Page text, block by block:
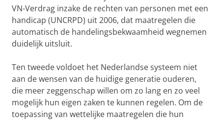
VN-Verdrag inzake de rechten van personen met een
handicap (UNCRPD) uit 2006, dat maatregelen die
automatisch de handelingsbekwaamheid wegnemen
duidelijk uitsluit.
Ten tweede voldoet het Nederlandse systeem niet
aan de wensen van de huidige generatie ouderen,
die meer zeggenschap willen om zo lang en zo veel
mogelijk hun eigen zaken te kunnen regelen. Om de
toepassing van wettelijke maatregelen die hun